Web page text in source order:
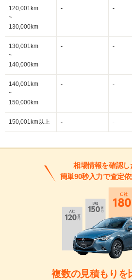
120,001km
~
130,000km
- -
130,001km
~
140,000km
- -
140,001km
~
150,000km
- -
150,001km以上 - -
相場情報を確認し
簡単90秒入力で査定依
複数の見積もりを